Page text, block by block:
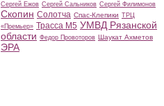
Сергей Ежов Сергей Сальников Сергей Филимонов
Скопин Солотча Спас-Клепики ТРЦ
«Премьер» Трасса М5 УМВД Рязанской
области Федор Провоторов Шаукат Ахметов
ЭРА